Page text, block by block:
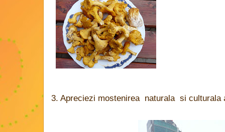
3. Apreciezi mostenirea naturala si culturala